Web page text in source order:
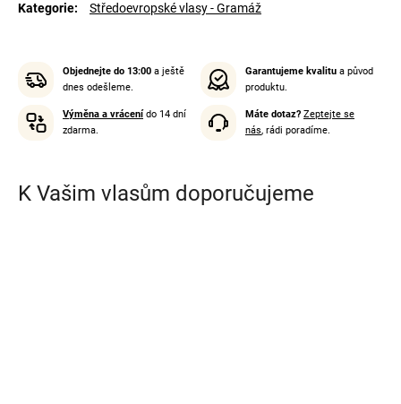
Kategorie: Středoevropské vlasy - Gramáž
Objednejte do 13:00 a ještě
dnes odešleme.
Garantujeme kvalitu a původ
produktu.
Výměna a vrácenído 14 dní
zdarma.
Máte dotaz? Zeptejte se
nás, rádi poradíme.
K Vašim vlasům doporučujeme